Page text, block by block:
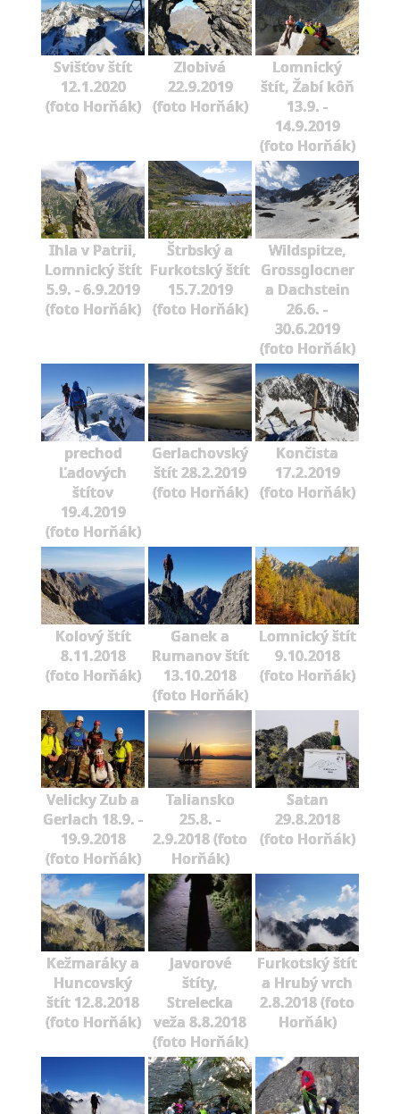
Svišťov štít
12.1.2020
(foto Horňák)
Zlobivá
22.9.2019
(foto Horňák)
Lomnický
štít, Žabí kôň
13.9. -
14.9.2019
(foto Horňák)
Ihla v Patrii,
Lomnický štít
5.9. - 6.9.2019
(foto Horňák)
Štrbský a
Furkotský štít
15.7.2019
(foto Horňák)
Wildspitze,
Grossglocner
a Dachstein
26.6. -
30.6.2019
(foto Horňák)
prechod
Ľadových
štítov
19.4.2019
(foto Horňák)
Gerlachovský
štít 28.2.2019
(foto Horňák)
Končista
17.2.2019
(foto Horňák)
Kolový štít
8.11.2018
(foto Horňák)
Ganek a
Rumanov štít
13.10.2018
(foto Horňák)
Lomnický štít
9.10.2018
(foto Horňák)
Velicky Zub a
Gerlach 18.9. -
19.9.2018
(foto Horňák)
Taliansko
25.8. -
2.9.2018 (foto
Horňák)
Satan
29.8.2018
(foto Horňák)
Kežmaráky a
Huncovský
štít 12.8.2018
(foto Horňák)
Javorové
štíty,
Strelecka
veža 8.8.2018
(foto Horňák)
Furkotský štít
a Hrubý vrch
2.8.2018 (foto
Horňák)